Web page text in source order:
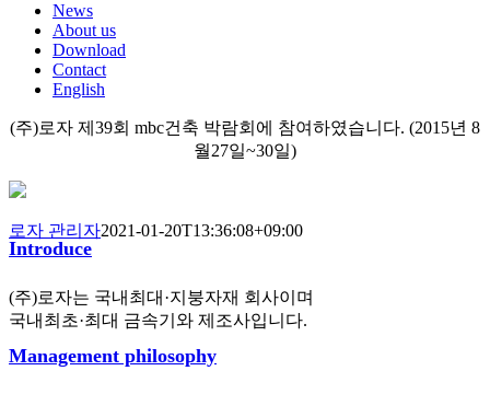
News
About us
Download
Contact
English
(주)로자 제39회 mbc건축 박람회에 참여하였습니다. (2015년 8
월27일~30일)
로자 관리자2021-01-20T13:36:08+09:00
Introduce
(주)로자는 국내최대·지붕자재 회사이며
국내최초·최대 금속기와 제조사입니다.
Management philosophy